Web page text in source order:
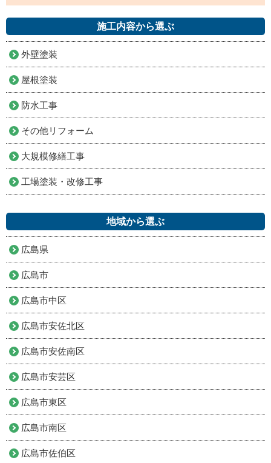
施工内容から選ぶ
外壁塗装
屋根塗装
防水工事
その他リフォーム
大規模修繕工事
工場塗装・改修工事
地域から選ぶ
広島県
広島市
広島市中区
広島市安佐北区
広島市安佐南区
広島市安芸区
広島市東区
広島市南区
広島市佐伯区